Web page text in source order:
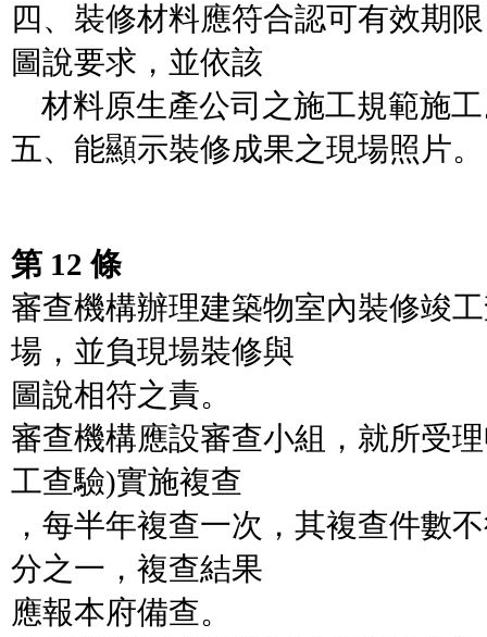
四、裝修材料應符合認可有效期
圖說要求，並依該
材料原生產公司之施工規範施
五、能顯示裝修成果之現場照片。
第 12 條
審查機構辦理建築物室內裝修竣
場，並負現場裝修與
圖說相符之責。
審查機構應設審查小組，就所受
工查驗)實施複查
，每半年複查一次，其複查件數
分之一，複查結果
應報本府備查。